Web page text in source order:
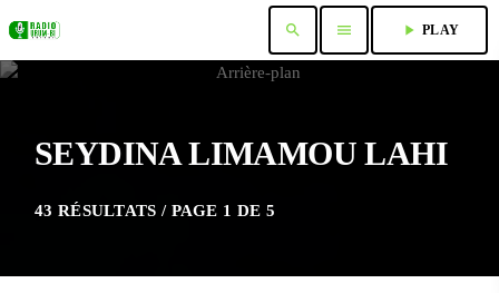
search menu play_arrow PLAY
SEYDINA LIMAMOU LAHI
43 RÉSULTATS / PAGE 1 DE 5